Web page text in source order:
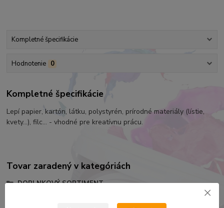
Kompletné špecifikácie
Hodnotenie 0
Kompletné špecifikácie
Lepí papier, kartón, látku, polystyrén, prírodné materiály (lístie,
kvety...), filc... - vhodné pre kreatívnu prácu.
Tovar zaradený v kategóriách
DOPLNKOVÝ SORTIMENT